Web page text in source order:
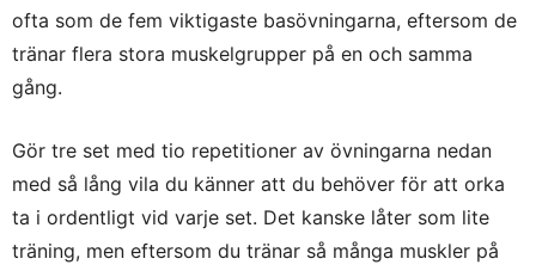
ofta som de fem viktigaste basövningarna, eftersom de
tränar flera stora muskelgrupper på en och samma
gång.
Gör tre set med tio repetitioner av övningarna nedan
med så lång vila du känner att du behöver för att orka
ta i ordentligt vid varje set. Det kanske låter som lite
träning, men eftersom du tränar så många muskler på